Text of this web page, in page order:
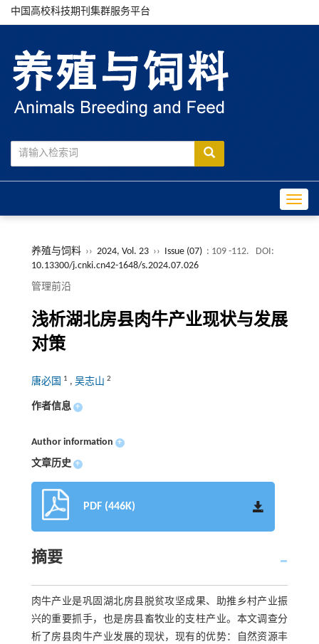
中国高校科技期刊集群服务平台
养殖与饲料 ›› 2024, Vol. 23 ›› Issue (07) : 109 -112.
DOI:
10.13300/j.cnki.cn42-1648/s.2024.07.026
管理前沿
浅析湖北房县肉牛产业现状与发展
对策
唐必国 1 , 吴志山 2
作者信息 +
Author information +
文章历史 +
PDF (446K)
摘要
肉牛产业是巩固湖北房县脱贫攻坚成果、助推乡村产业振
兴的重要抓手，也是房县畜牧业的支柱产业。本文调查分
析了房县肉牛产业发展的现状，现有的优势：自然资源丰